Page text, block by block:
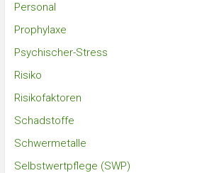
Personal
Prophylaxe
Psychischer-Stress
Risiko
Risikofaktoren
Schadstoffe
Schwermetalle
Selbstwertpflege (SWP)